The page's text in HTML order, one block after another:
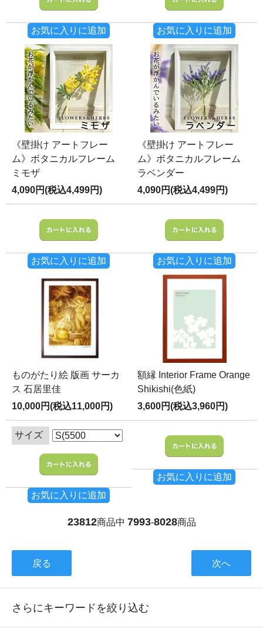
お気に入りに追加 お気に入りに追加
《壁掛け アートフレー
ム》ボタニカルフレーム
ミモザ
4,090円(税込4,499円)
お気に入りに追加
《壁掛け アートフレー
ム》ボタニカルフレーム
ラベンダー
4,090円(税込4,499円)
お気に入りに追加
ものがたり絵 版画 サーカ
ス 石居里佳
10,000円(税込11,000円)
サイズ
お気に入りに追加
額縁 Interior Frame Orange
Shikishi(色紙)
3,600円(税込3,960円)
お気に入りに追加
23812商品中 7993-8028商品
戻る 次へ
さらにキーワードを絞り込む